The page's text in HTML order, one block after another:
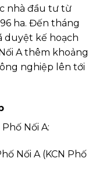
nhà đầu tư từ
ha. Đến tháng
duyệt kế hoạch
A thêm khoảng
nghiệp lên tới
Nối A:
Nối A (KCN Phố